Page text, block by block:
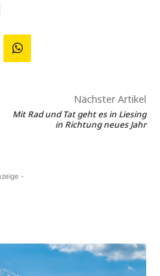
Nächster Artikel
Mit Rad und Tat geht es in Liesing
in Richtung neues Jahr
-